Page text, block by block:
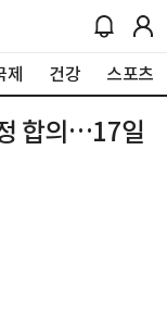
제 건강 스포츠
합의…17일